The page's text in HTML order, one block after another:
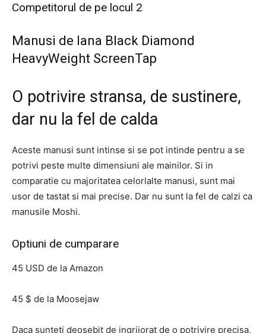
Competitorul de pe locul 2
Manusi de lana Black Diamond
HeavyWeight ScreenTap
O potrivire stransa, de sustinere,
dar nu la fel de calda
Aceste manusi sunt intinse si se pot intinde pentru a se
potrivi peste multe dimensiuni ale mainilor. Si in
comparatie cu majoritatea celorlalte manusi, sunt mai
usor de tastat si mai precise. Dar nu sunt la fel de calzi ca
manusile Moshi.
Optiuni de cumparare
45 USD de la Amazon
45 $ de la Moosejaw
Daca sunteti deosebit de ingrijorat de o potrivire precisa,